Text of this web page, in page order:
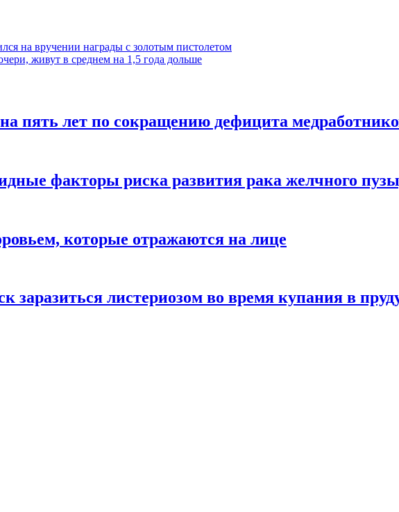
на вручении награды с золотым пистолетом
живут в среднем на 1,5 года дольше
пять лет по сокращению дефицита
факторы риска развития рака желчного
которые отражаются на лице
заразиться листериозом во время купания в